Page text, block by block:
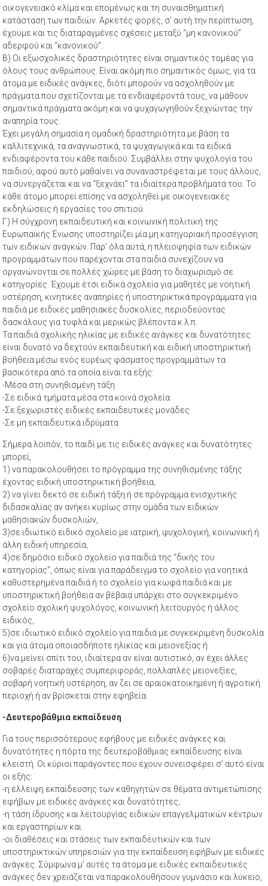
οικογενειακό κλίμα και επομένως και τη συναισθηματική
κατάσταση των παιδιών. Αρκετές φορές, σ’ αυτή την περίπτωση,
έχουμε και τις διαταραγμένες σχέσεις μεταξύ “μη κανονικού”
αδερφού και “κανονικού”.
Β) Οι εξωσχολικές δραστηριότητες είναι σημαντικός τομέας για
όλους τους ανθρώπους. Είναι ακόμη πιο σημαντικός όμως, για τα
άτομα με ειδικές ανάγκες, διότι μπορούν να ασχοληθούν με
πράγματα που σχετίζονται με τα ενδιαφέροντά τους, να μάθουν
σημαντικά πράγματα ακόμη και να ψυχαγωγηθούν ξεχνώντας την
αναπηρία τους.
Έχει μεγάλη σημασία η ομαδική δραστηριότητα με βάση τα
καλλιτεχνικά, τα αναγνωστικά, τα ψυχαγωγικά και τα ειδικά
ενδιαφέροντα του κάθε παιδιού. Συμβάλλει στην ψυχολογία του
παιδιού, αφού αυτό μαθαίνει να συναναστρέφεται με τους άλλους,
να συνεργάζεται και να “ξεχνάει” τα ιδιαίτερα προβλήματά του. Το
κάθε άτομο μπορεί επίσης να ασχοληθεί με οικογενειακές
εκδηλώσεις ή εργασίες του σπιτιού.
Γ) Η σύγχρονη εκπαιδευτική και κοινωνική πολιτική της
Ευρωπαϊκής Ένωσης υποστηρίζει μία μη κατηγοριακή προσέγγιση
των ειδικών αναγκών. Παρ’ όλα αυτά, η πλειοψηφία των ειδικών
προγραμμάτων που παρέχονται στα παιδιά συνεχίζουν να
οργανώνονται σε πολλές χώρες με βάση το διαχωρισμό σε
κατηγορίες. Έχουμε έτσι ειδικά σχολεία για μαθητές με νοητική
υστέρηση, κινητικές αναπηρίες ή υποστηρικτικά προγράμματα για
παιδιά με ειδικές μαθησιακές δυσκολίες, περιοδεύοντας
δασκάλους για τυφλά και μερικώς βλέποντα κ.λ.π.
Τα παιδιά σχολικής ηλικίας με ειδικές ανάγκες και δυνατότητες
είναι δυνατό να δεχτούν εκπαιδευτική και ειδική υποστηρικτική
βοήθεια μέσω ενός ευρέως φάσματος προγραμμάτων τα
βασικότερα από τα οποία είναι τα εξής:
-Μέσα στη συνηθισμένη τάξη
-Σε ειδικά τμήματα μέσα στα κοινά σχολεία
-Σε ξεχωριστές ειδικές εκπαιδευτικές μονάδες
-Σε μη εκπαιδευτικά ιδρύματα
Σήμερα λοιπόν, το παιδί με τις ειδικές ανάγκες και δυνατότητες
μπορεί,
1) να παρακολουθήσει το πρόγραμμα της συνηθισμένης τάξης
έχοντας ειδική υποστηρικτική βοήθεια,
2) να γίνει δεκτό σε ειδική τάξη ή σε πρόγραμμα ενισχυτικής
διδασκαλίας αν ανήκει κυρίως στην ομάδα των ειδικών
μαθησιακών δυσκολιών,
3)σε ιδιωτικό ειδικό σχολείο με ιατρική, ψυχολογική, κοινωνική ή
άλλη ειδική υπηρεσία,
4)σε δημόσιο ειδικό σχολείο για παιδιά της “δικής του
κατηγορίας”, όπως είναι για παράδειγμα το σχολείο για νοητικά
καθυστερημένα παιδιά ή το σχολείο για κωφά παιδιά και με
υποστηρικτική βοήθεια αν βέβαια υπάρχει στο συγκεκριμένο
σχολείο σχολική ψυχολόγος, κοινωνική λειτουργός ή άλλος
ειδικός,
5)σε ιδιωτικό ειδικό σχολείο για παιδιά με συγκεκριμένη δυσκολία
και για άτομα οποιασδήποτε ηλικίας και μειονεξίας ή
6)να μείνει σπίτι του, ιδιαίτερα αν είναι αυτιστικό, αν έχει άλλες
σοβαρές διαταραχές συμπεριφοράς, πολλαπλές μειονεξίες,
σοβαρή νοητική υστέρηση, αν ζει σε αραιοκατοικημένη ή αγροτική
περιοχή ή αν βρίσκεται στην εφηβεία.
-Δευτεροβάθμια εκπαίδευση
Για τους περισσότερους εφήβους με ειδικές ανάγκες και
δυνατότητες η πόρτα της δευτεροβάθμιας εκπαίδευσης είναι
κλειστή. Οι κύριοι παράγοντες που έχουν συνεισφέρει σ’ αυτό είναι
οι εξής:
-η έλλειψη εκπαίδευσης των καθηγητών σε θέματα αντιμετώπισης
εφήβων με ειδικές ανάγκες και δυνατότητες,
-η τάση ίδρυσης και λειτουργίας ειδικών επαγγελματικών κέντρων
και εργαστηρίων και
-οι διαθέσεις και στάσεις των εκπαιδευτικών και των
υποστηρικτικών υπηρεσιών για την εκπαίδευση εφήβων με ειδικές
ανάγκες. Σύμφωνα μ’ αυτές τα άτομα με ειδικές εκπαιδευτικές
ανάγκες δεν χρειάζεται να παρακολουθήσουν γυμνάσιο και λύκειο,